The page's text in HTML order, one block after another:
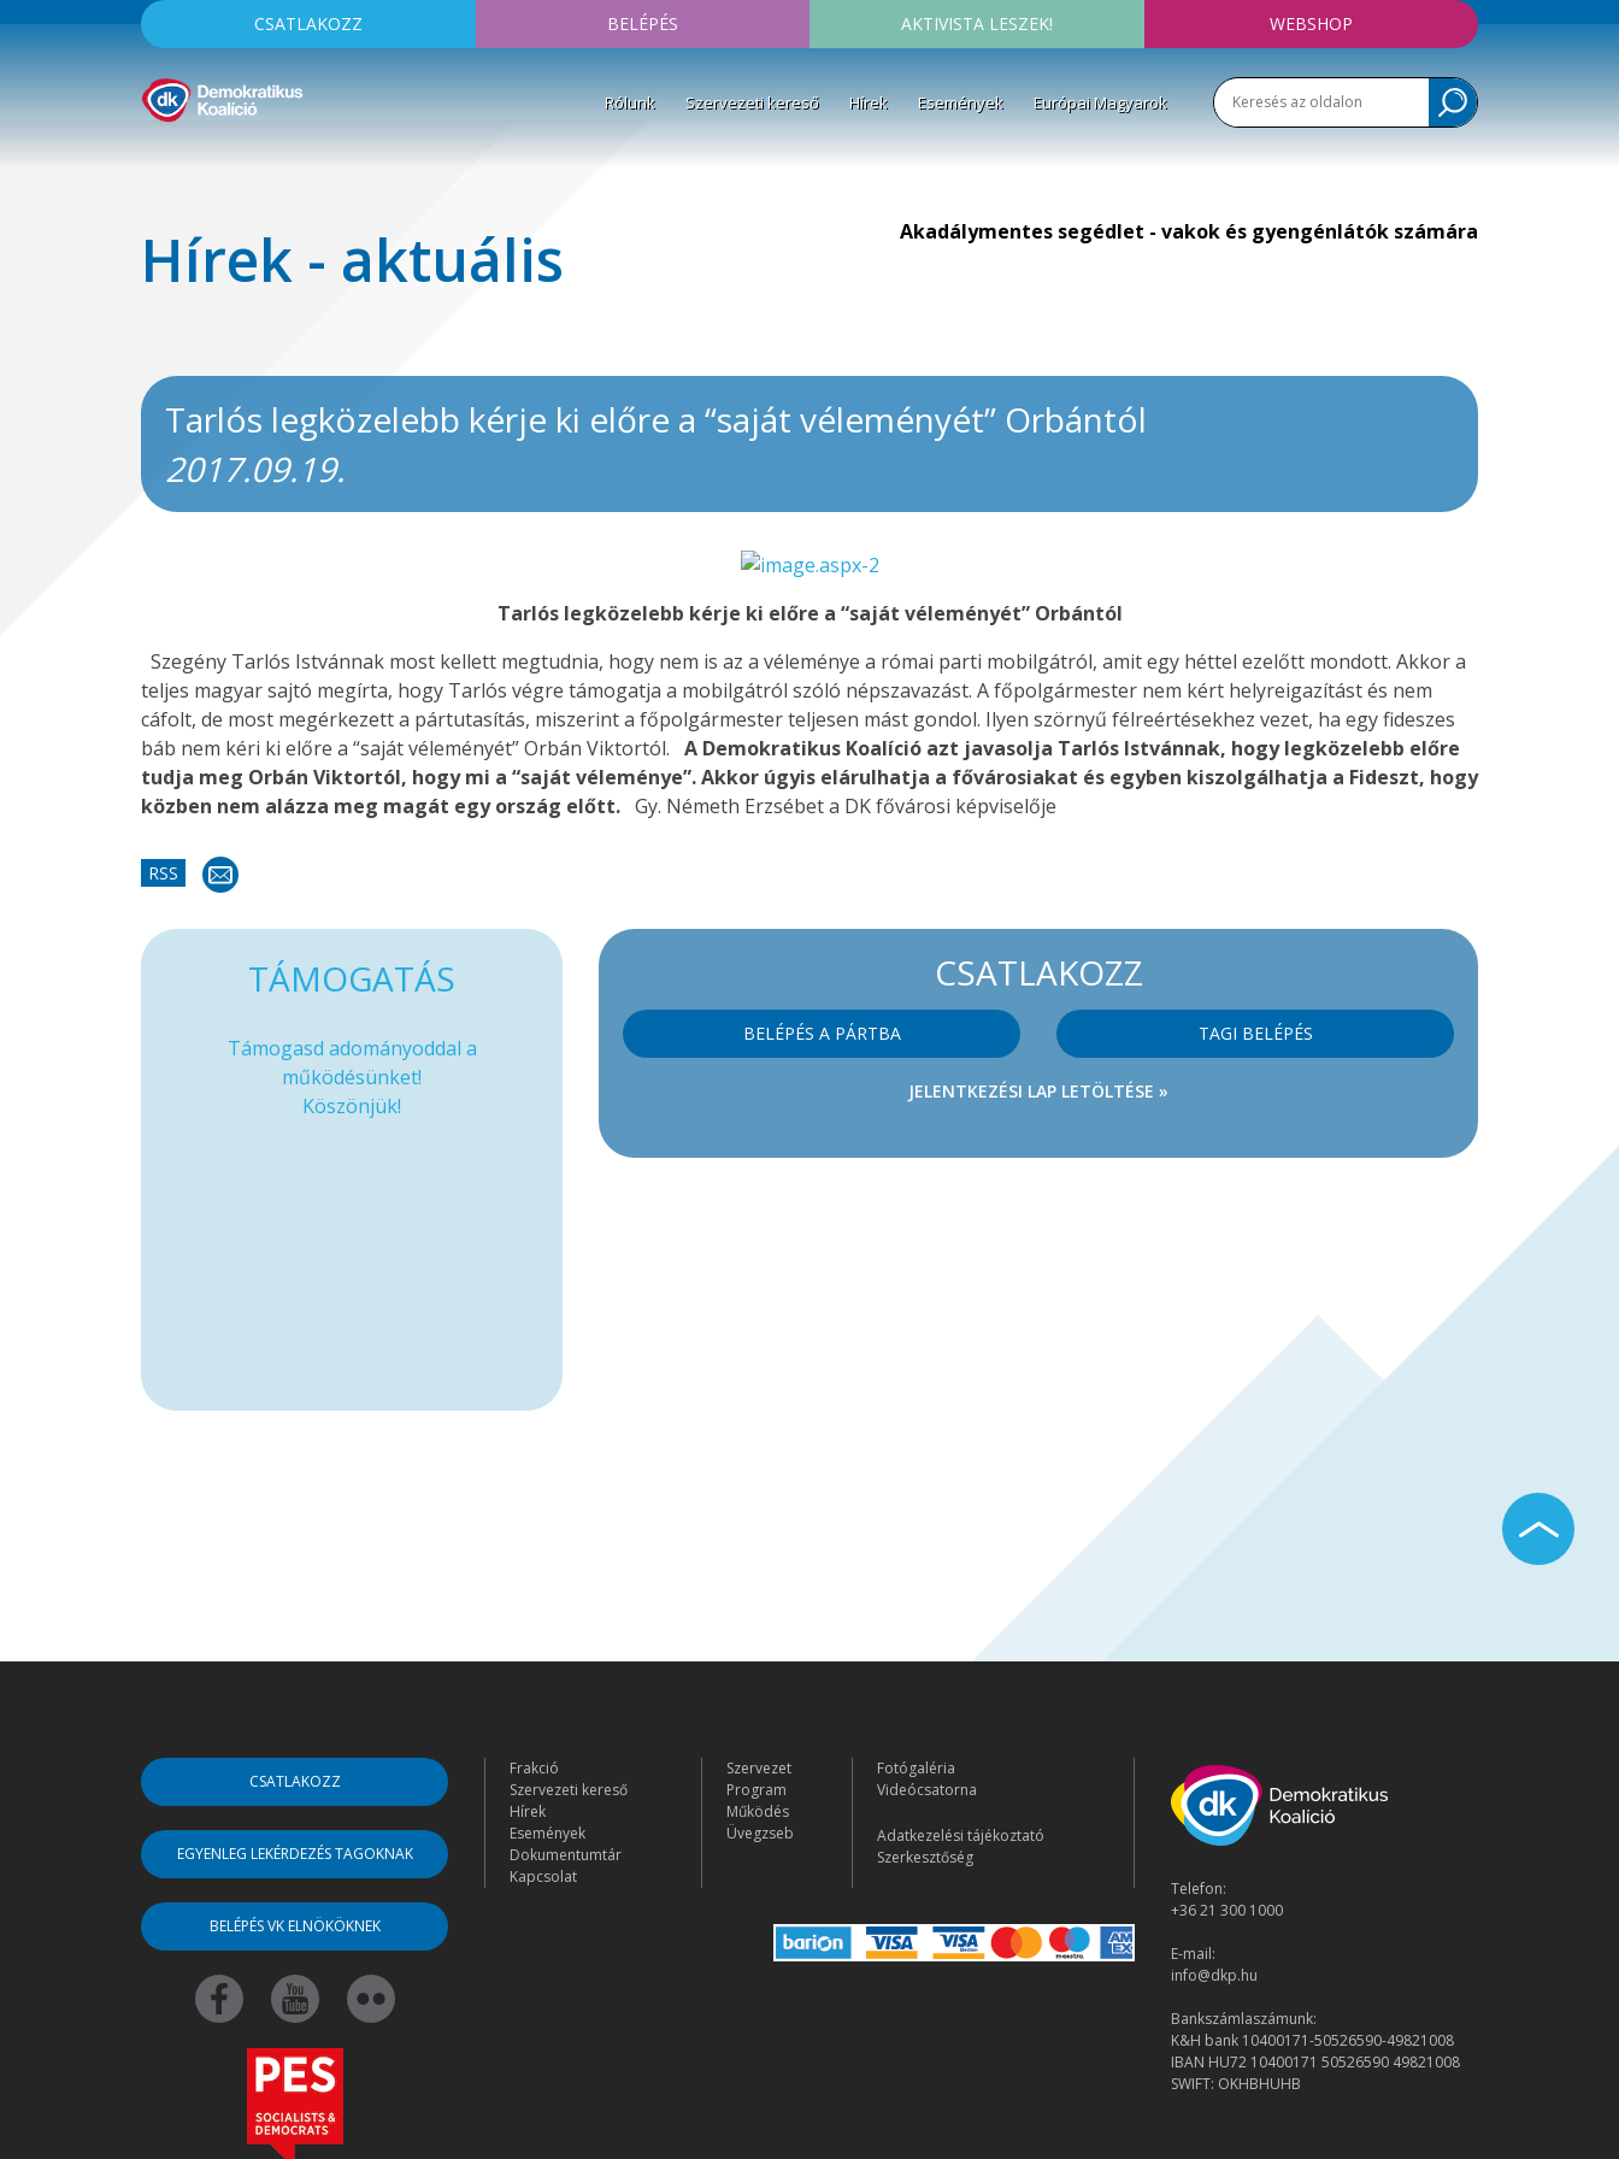
CSATLAKOZZ BELÉPÉS AKTIVISTA LESZEK! WEBSHOP
Rólunk Szervezeti kereső Hírek Események Európai Magyarok
Hírek - aktuális Akadálymentes segédlet - vakok és gyengénlátók számára
Tarlós legközelebb kérje ki előre a “saját véleményét” Orbántól
2017.09.19.
Tarlós legközelebb kérje ki előre a “saját véleményét” Orbántól
Szegény Tarlós Istvánnak most kellett megtudnia, hogy nem is az a véleménye a római parti mobilgátról, amit egy héttel ezelőtt mondott. Akkor a
teljes magyar sajtó megírta, hogy Tarlós végre támogatja a mobilgátról szóló népszavazást. A főpolgármester nem kért helyreigazítást és nem
cáfolt, de most megérkezett a pártutasítás, miszerint a főpolgármester teljesen mást gondol. Ilyen szörnyű félreértésekhez vezet, ha egy fideszes
báb nem kéri ki előre a “saját véleményét” Orbán Viktortól. A Demokratikus Koalíció azt javasolja Tarlós Istvánnak, hogy legközelebb előre
tudja meg Orbán Viktortól, hogy mi a “saját véleménye”. Akkor úgyis elárulhatja a fővárosiakat és egyben kiszolgálhatja a Fideszt, hogy
közben nem alázza meg magát egy ország előtt. Gy. Németh Erzsébet a DK fővárosi képviselője
RSS
CSATLAKOZZ
BELÉPÉS A PÁRTBA TAGI BELÉPÉS
JELENTKEZÉSI LAP LETÖLTÉSE »
TÁMOGATÁS
Támogasd adományoddal a
működésünket!
Köszönjük!
CSATLAKOZZ
EGYENLEG LEKÉRDEZÉS TAGOKNAK
BELÉPÉS VK ELNÖKÖKNEK
Frakció
Szervezeti kereső
Hírek
Események
Dokumentumtár
Kapcsolat
Szervezet
Program
Működés
Üvegzseb
Fotógaléria
Videócsatorna
Adatkezelési tájékoztató
Szerkesztőség
Telefon:
+36 21 300 1000
E-mail:
info@dkp.hu
Bankszámlaszámunk:
K&H bank 10400171-50526590-49821008
IBAN HU72 10400171 50526590 49821008
SWIFT: OKHBHUHB